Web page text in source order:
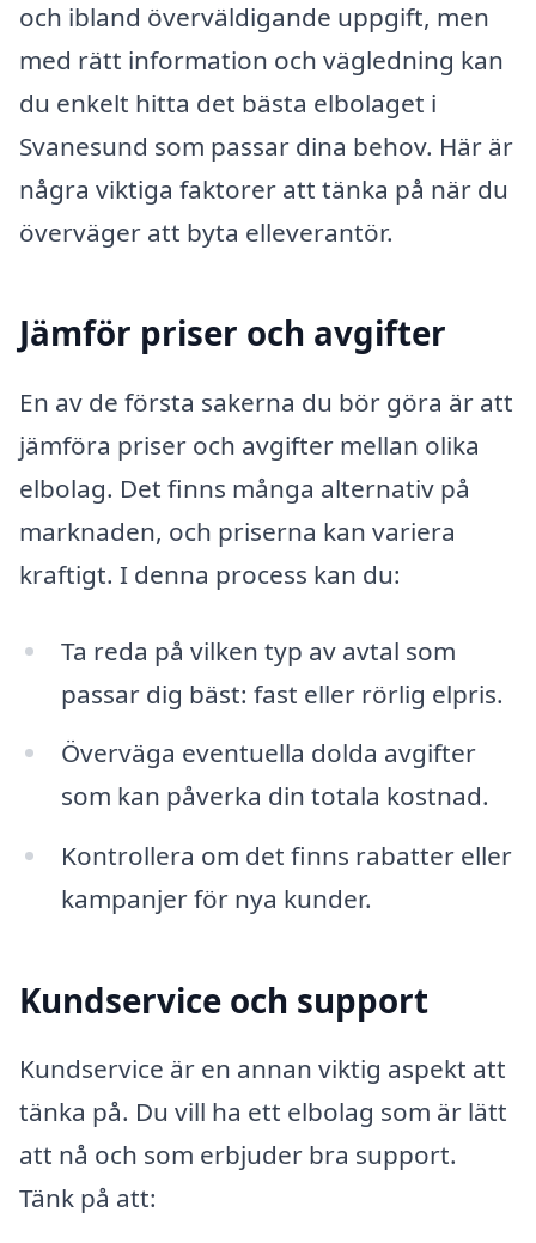
och ibland överväldigande uppgift, men
med rätt information och vägledning kan
du enkelt hitta det bästa elbolaget i
Svanesund som passar dina behov. Här är
några viktiga faktorer att tänka på när du
överväger att byta elleverantör.
Jämför priser och avgifter
En av de första sakerna du bör göra är att
jämföra priser och avgifter mellan olika
elbolag. Det finns många alternativ på
marknaden, och priserna kan variera
kraftigt. I denna process kan du:
Ta reda på vilken typ av avtal som
passar dig bäst: fast eller rörlig elpris.
Överväga eventuella dolda avgifter
som kan påverka din totala kostnad.
Kontrollera om det finns rabatter eller
kampanjer för nya kunder.
Kundservice och support
Kundservice är en annan viktig aspekt att
tänka på. Du vill ha ett elbolag som är lätt
att nå och som erbjuder bra support.
Tänk på att: